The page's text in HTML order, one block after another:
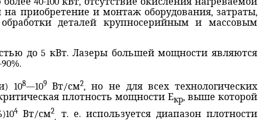
приобретение и монтаж оборудования, затраты,
деталей крупносерийным и массовым
до 5 кВт. Лазеры большей мощности являются
108—109Вт/см2, но не для всех технологических
плотность мощности Екр, выше которой
4Вт/см2 т. е. используется диапазон плотности